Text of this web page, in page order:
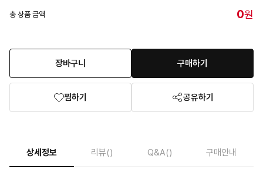
총 상품 금액 0원
장바구니 구매하기
찜하기 공유하기
상세정보 리뷰() Q&A() 구매안내